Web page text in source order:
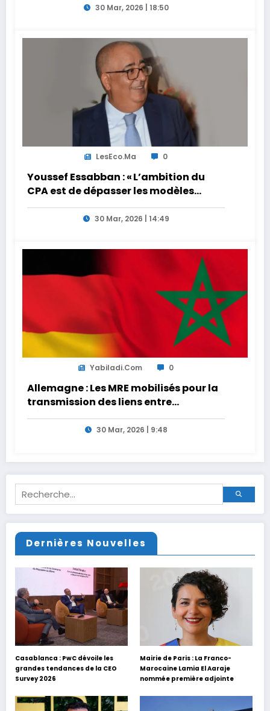
30 Mar, 2026 | 18:50
LesEco.ma 0
Youssef Essabban : « L’ambition du
CPA est de dépasser les modèles
traditionnels et académiques de
formation en s’appuyant sur le
30 Mar, 2026 | 14:49
Yabiladi.com 0
Allemagne : Les MRE mobilisés pour la
transmission des liens entre
générations
30 Mar, 2026 | 9:48
Dernières Nouvelles
Casablanca : PwC dévoile les
grandes tendances de la CEO
Survey 2026
Mairie de Paris : La Franco-
Marocaine Lamia El Aaraje
nommée première adjointe